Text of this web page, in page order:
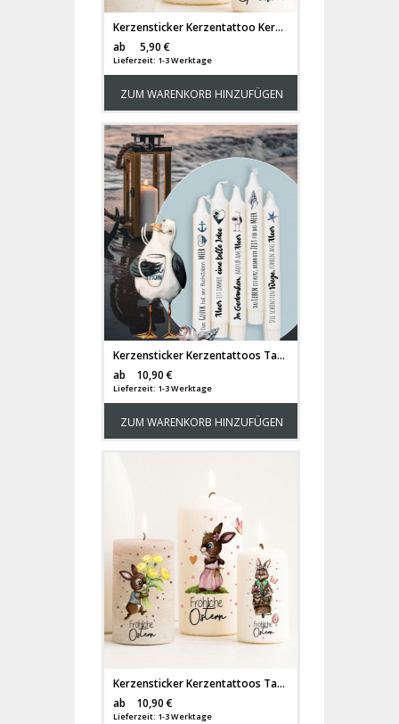
Kerzensticker Kerzentattoo Kerzentattoos Tattoofolie Fröhliche Ostern Osterhasen Hase Hasen für Kerzen oder Keramik A6 Bogen DIY Stickerbogen Kerzen kst67
ab
5,90 €
Lieferzeit: 1-3 Werktage
ZUM WARENKORB HINZUFÜGEN
Kerzensticker Kerzentattoos Tattoofolie maritim Möwe Möwen Meer See Anker Sprüche für Kerzen oder Keramik A4 Bogen DIY Stickerbogen für bis zu 15 Kerzen kst62
ab
10,90 €
Lieferzeit: 1-3 Werktage
ZUM WARENKORB HINZUFÜGEN
Kerzensticker Kerzentattoos Tattoofolie Ostern Hase Hasen Osterei Schmetterlinge Herzen für Kerzen oder Keramik A4 Bogen DIY Stickerbogen für bis zu 12 Kerzen kst61
ab
10,90 €
Lieferzeit: 1-3 Werktage